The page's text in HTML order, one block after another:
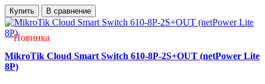
Купить В сравнение
Новинка
MikroTik Cloud Smart Switch 610-8P-2S+OUT (netPower Lite
8P)